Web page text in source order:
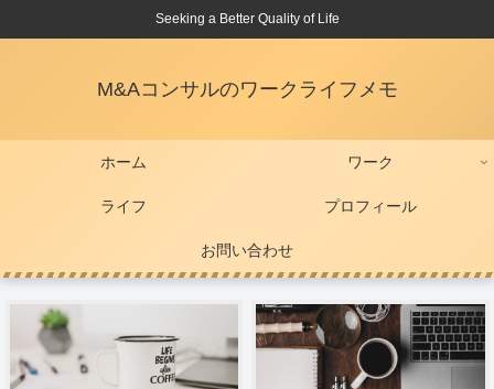
Seeking a Better Quality of Life
M&Aコンサルのワークライフメモ
ホーム ワーク
ライフ プロフィール
お問い合わせ